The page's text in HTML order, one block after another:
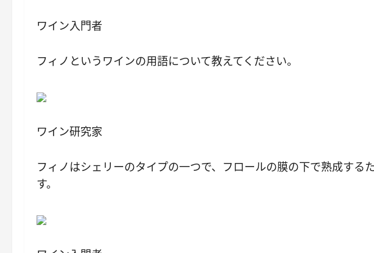
ワイン入門者
フィノというワインの用語について教えてください。
ワイン研究家
フィノはシェリーのタイプの一つで、フロールの膜の下で熟成す
す。